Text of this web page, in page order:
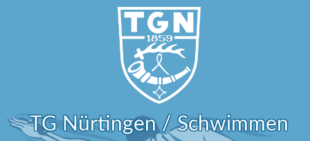
TG Nürtingen / Schwimmen